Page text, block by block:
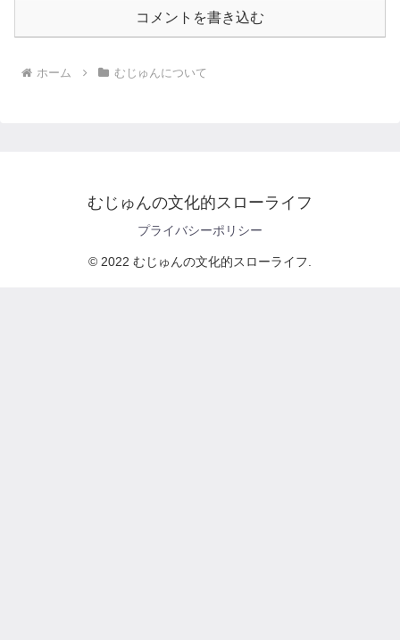
コメントを書き込む
ホーム むじゅんについて
むじゅんの文化的スローライフ
プライバシーポリシー
© 2022 むじゅんの文化的スローライフ.